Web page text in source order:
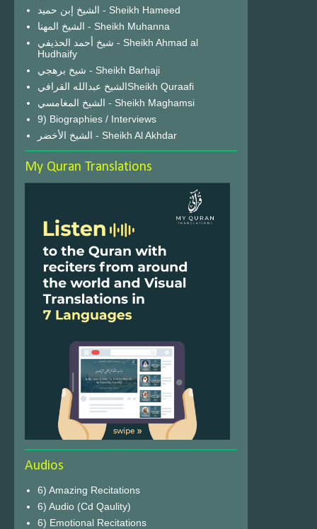
الشيخ إبن حميد - Sheikh Hameed
الشيخ المهنا - Sheikh Muhanna
شيخ أحمد الحذيفي - Sheikh Ahmad al
Hudhaify
شيخ برهجي - Sheikh Barhaji
الشيخ عبدالله القرافيSheikh Quraafi
الشيخ المغامسي - Sheikh Maghamsi
9) Biographies / Interviews
الشيخ الأخضر - Sheikh Al Akhdar
My Quran Translations
Audios
6) Amazing Recitations
6) Audio (Cd Qaulity)
6) Emotional Recitations